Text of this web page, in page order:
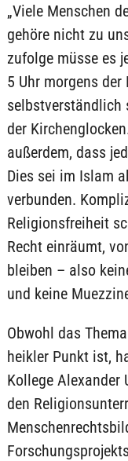
„Viele Menschen
gehöre nicht zu
zufolge müsse es
5 Uhr morgens
selbstverständlich
der
außerdem, dass
Dies sei im Islam
verbunden.
Religionsfreiheit
Recht einräumt,
bleiben – also
und keine
Obwohl das
heikler Punkt ist,
Kollege Alexander
den